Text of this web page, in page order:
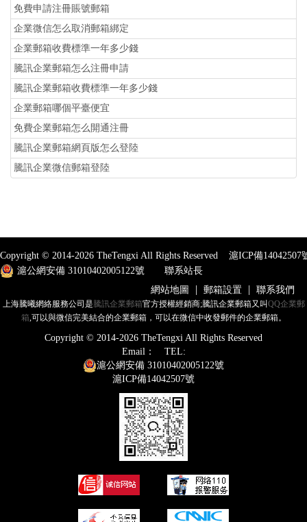
免費申請注冊賬號郵箱
企業微信怎么取消郵箱綁定
企業郵箱收費標準一年多少錢
騰訊企業郵箱怎么注冊申請
騰訊企業郵箱收費標準一年多少錢
企業郵箱哪個平臺便宜
免費企業郵箱怎么開通注冊
騰訊企業郵箱網頁版怎么登陸
騰訊企業微信郵箱登陸
Copyright © 2014-2026 TheTengxi All Rights Reserved 滬ICP備14042507
滬公網安備 31010402005122號
聯系站長
網站地圖
| 郵箱設置 | 聯系我們
上海騰曦網絡服務公司是 騰訊企業郵箱官方授權經銷商;騰訊企業郵箱又叫QQ企業郵
箱,可以與微信完美結合的企業郵箱，可以在微信中收發郵件的企業郵箱。
Copyright © 2014-2026 TheTengxi All Rights Reserved
Email：
TEL:
滬公網安備 31010402005122號
滬ICP備14042507號